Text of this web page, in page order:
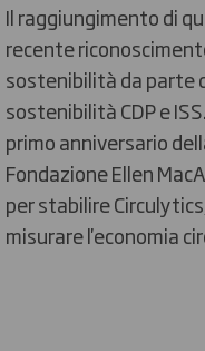
Il raggiungimento di
recente
sostenibilità da parte
sostenibilità CDP e
primo anniversario
Fondazione Ellen
per stabilire
misurare l'economia